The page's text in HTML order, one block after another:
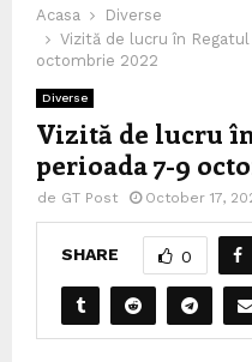
Acasa
Diverse
Vizită de lucru în
octombrie 2022
Diverse
Vizită de lucru
perioada 7-9
de GT Post October 17,
SHARE 0